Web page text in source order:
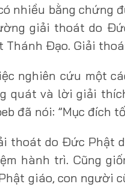
nhiều bằng chứng
giải thoát do
Thánh Ðạo. Giải
nghiên cứu một
quát và lời giải
đã nói: ”Mục đích
thoát do Ðức Phật
hành trì. Cũng
giáo, con người